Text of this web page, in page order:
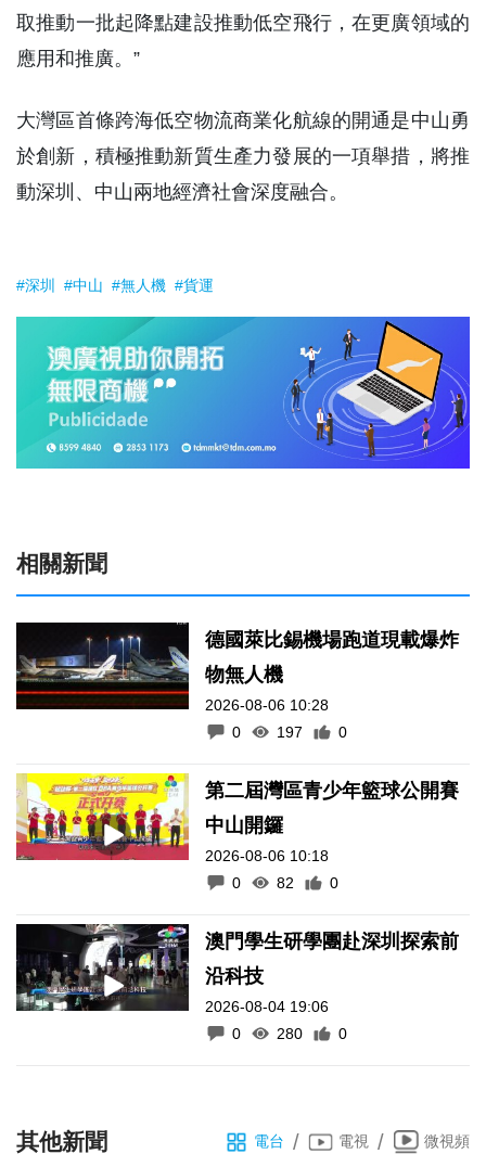
取推動一批起降點建設推動低空飛行，在更廣領域的
應用和推廣。”
大灣區首條跨海低空物流商業化航線的開通是中山勇
於創新，積極推動新質生產力發展的一項舉措，將推
動深圳、中山兩地經濟社會深度融合。
#深圳 #中山 #無人機 #貨運
相關新聞
德國萊比錫機場跑道現載爆炸
物無人機
2026-08-06 10:28
0
197 0
第二屆灣區青少年籃球公開賽
中山開鑼
2026-08-06 10:18
0
82 0
澳門學生研學團赴深圳探索前
沿科技
2026-08-04 19:06
0
280 0
其他新聞 電台 / 電視 / 微視頻